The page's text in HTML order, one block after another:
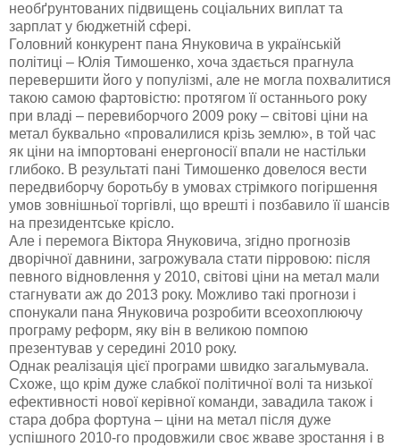
необґрунтованих підвищень соціальних виплат та
зарплат у бюджетній сфері.
Головний конкурент пана Януковича в українській
політиці – Юлія Тимошенко, хоча здається прагнула
перевершити його у популізмі, але не могла похвалитися
такою самою фартовістю: протягом її останнього року
при владі – перевиборчого 2009 року – світові ціни на
метал буквально «провалилися крізь землю», в той час
як ціни на імпортовані енергоносії впали не настільки
глибоко. В результаті пані Тимошенко довелося вести
передвиборчу боротьбу в умовах стрімкого погіршення
умов зовнішньої торгівлі, що врешті і позбавило її шансів
на президентське крісло.
Але і перемога Віктора Януковича, згідно прогнозів
дворічної давнини, загрожувала стати пірровою: після
певного відновлення у 2010, світові ціни на метал мали
стагнувати аж до 2013 року. Можливо такі прогнози і
спонукали пана Януковича розробити всеохоплюючу
програму реформ, яку він в великою помпою
презентував у середині 2010 року.
Однак реалізація цієї програми швидко загальмувала.
Схоже, що крім дуже слабкої політичної волі та низької
ефективності нової керівної команди, завадила також і
стара добра фортуна – ціни на метал після дуже
успішного 2010-го продовжили своє жваве зростання і в